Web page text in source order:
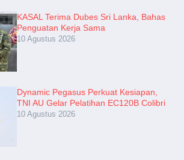
KASAL Terima Dubes Sri Lanka, Bahas
Penguatan Kerja Sama
10 Agustus 2026
Dynamic Pegasus Perkuat Kesiapan,
TNI AU Gelar Pelatihan EC120B Colibri
10 Agustus 2026